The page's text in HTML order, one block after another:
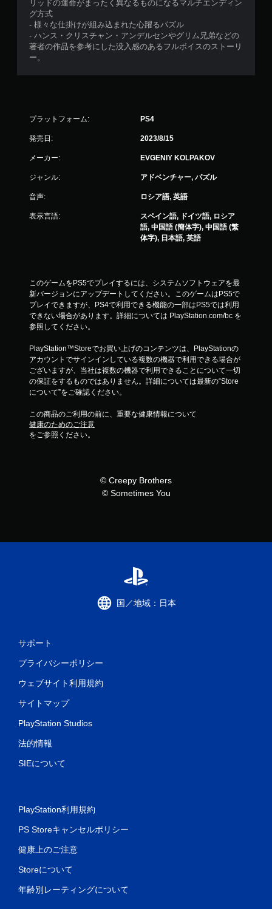
リッドの運命がまったく異なるものになるマルチエンディン
グ方式
- 様々な仕掛けが組み込まれた心躍るパズル
- ハンス・クリスチャン・アンデルセンやグリム兄弟などの
著者の作品を参考にした没入感のあるフルボイスのストーリ
ー。
プラットフォーム: PS4
発売日: 2023/8/15
メーカー: EVGENIY KOLPAKOV
ジャンル: アドベンチャー, パズル
音声: ロシア語, 英語
表示言語:
スペイン語, ドイツ語, ロシア
語, 中国語 (簡体字), 中国語 (繁
体字), 日本語, 英語
このゲームをPS5でプレイするには、システムソフトウェアを最
新バージョンにアップデートしてください。このゲームはPS5で
プレイできますが、PS4で利用できる機能の一部はPS5では利用
できない場合があります。詳細については PlayStation.com/bc を
参照してください。
PlayStation™Storeでお買い上げのコンテンツは、PlayStationの
アカウントでサインインしている複数の機器で利用できる場合が
ございますが、当社は複数の機器で利用できることについて一切
の保証をするものではありません。詳細については最新の“Store
について”をご確認ください。
この商品のご利用の前に、重要な健康情報について
健康のためのご注意
をご参照ください。
© Creepy Brothers
© Sometimes You
国／地域：日本
サポート
プライバシーポリシー
ウェブサイト利用規約
サイトマップ
PlayStation Studios
法的情報
SIEについて
PlayStation利用規約
PS Storeキャンセルポリシー
健康上のご注意
Storeについて
年齢別レーティングについて